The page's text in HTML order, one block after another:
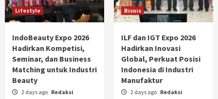
Lifestyle
IndoBeauty Expo 2026
Hadirkan Kompetisi,
Seminar, dan Business
Matching untuk Industri
Beauty
2 days ago Redaksi
Bisnis
ILF dan IGT Expo 2026
Hadirkan Inovasi
Global, Perkuat Posisi
Indonesia di Industri
Manufaktur
2 days ago Redaksi